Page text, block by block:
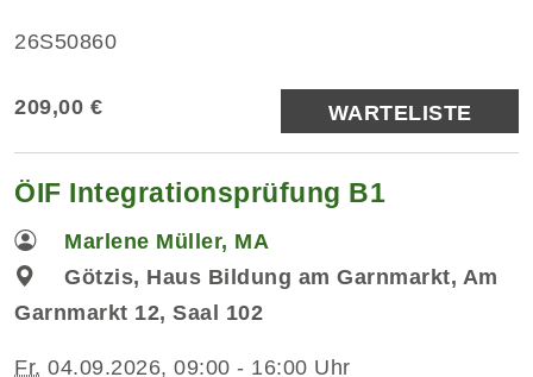
26S50860
209,00 € WARTELISTE
ÖIF Integrationsprüfung B1
Marlene Müller, MA
Götzis, Haus Bildung am Garnmarkt, Am
Garnmarkt 12, Saal 102
Fr. 04.09.2026, 09:00 - 16:00 Uhr